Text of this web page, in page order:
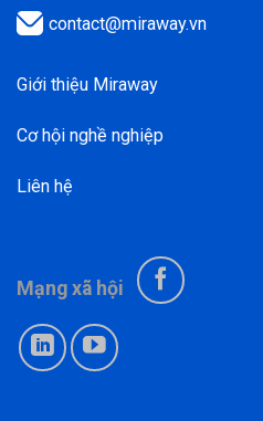
contact@miraway.vn
Giới thiệu Miraway
Cơ hội nghề nghiệp
Liên hệ
Mạng xã hội